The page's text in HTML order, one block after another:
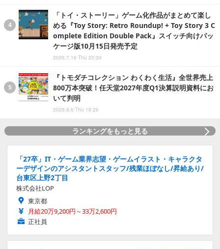
「トイ・ストーリー」ゲーム化作品がまとめて楽し
める『Toy Story: Retro Roundup! + Toy Story 3 C
omplete Edition Double Pack』スイッチ向けパッ
ケージ版10月15日発売予定
2026.7.16 Thu 20:30
『トモダチコレクション わくわく生活』全世界売上
800万本突破！任天堂2027年度Q1決算説明資料にお
いて判明
2026.8.6 Thu 18:26
ランキングをもっと見る
「27卒」IT・ゲーム業界志望・ゲームイラスト・キャラクタ
ーデザインのアシスタントスタッフ/残業ほぼなし/昇給あり/
台東区上野2丁目
株式会社LOP
東京都
月給20万9,200円～33万2,600円
正社員